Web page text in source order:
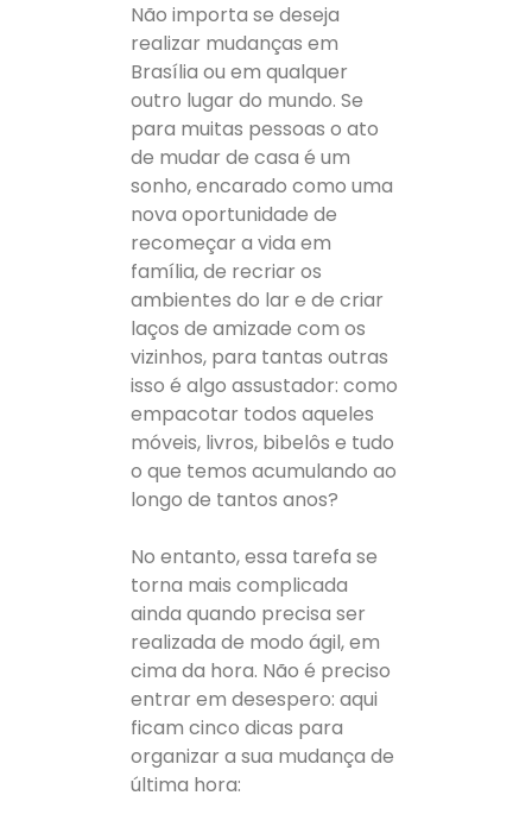
Não importa se deseja
realizar mudanças em
Brasília ou em qualquer
outro lugar do mundo. Se
para muitas pessoas o ato
de mudar de casa é um
sonho, encarado como uma
nova oportunidade de
recomeçar a vida em
família, de recriar os
ambientes do lar e de criar
laços de amizade com os
vizinhos, para tantas outras
isso é algo assustador: como
empacotar todos aqueles
móveis, livros, bibelôs e tudo
o que temos acumulando ao
longo de tantos anos?
No entanto, essa tarefa se
torna mais complicada
ainda quando precisa ser
realizada de modo ágil, em
cima da hora. Não é preciso
entrar em desespero: aqui
ficam cinco dicas para
organizar a sua mudança de
última hora: